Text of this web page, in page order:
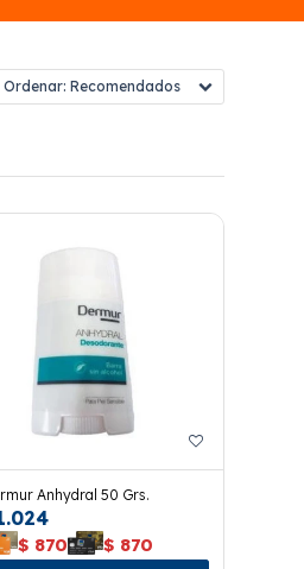
Recomendados
Anhydral 50 Grs.
$ 870 $ 870